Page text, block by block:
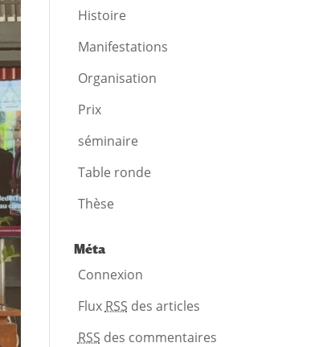
Histoire
Manifestations
Organisation
Prix
séminaire
Table ronde
Thèse
Méta
Connexion
Flux RSS des articles
RSS des commentaires